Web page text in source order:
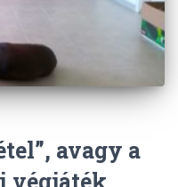
avagy a
végjáték